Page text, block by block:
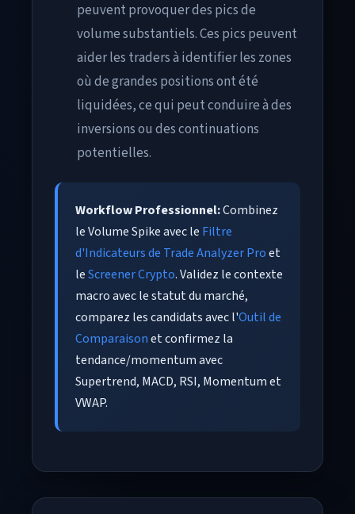
peuvent provoquer des pics de
volume substantiels. Ces pics peuvent
aider les traders à identifier les zones
où de grandes positions ont été
liquidées, ce qui peut conduire à des
inversions ou des continuations
potentielles.
Workflow Professionnel:Combinez
le Volume Spike avec le Filtre
d'Indicateurs de Trade Analyzer Proet
leScreener Crypto. Validez le contexte
macro avec le statut du marché,
comparez les candidats avec l'Outil de
Comparaisonet confirmez la
tendance/momentum avec
Supertrend, MACD, RSI, Momentum et
VWAP.